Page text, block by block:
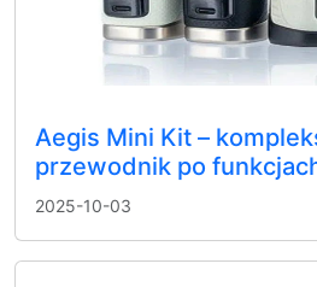
Aegis Mini Kit –
przewodnik po
2025-10-03